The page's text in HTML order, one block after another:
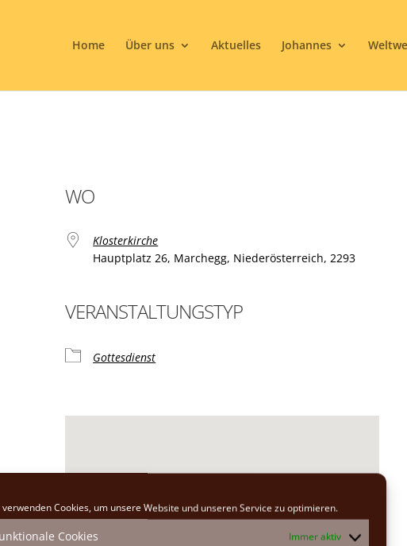
verwenden Cookies, um unsere Website und unseren Service zu optimieren.
Cookies Immer aktiv
Home Über uns Aktuelles Johannes
WO
Klosterkirche
Hauptplatz 26, Marchegg, Niederösterreich, 2293
VERANSTALTUNGSTYP
Gottesdienst
Hauptplatz 26 - Marchegg